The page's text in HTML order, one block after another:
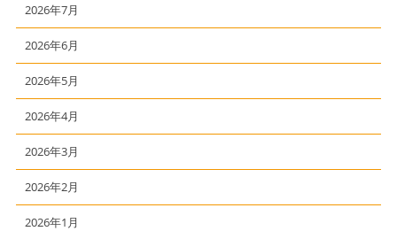
2026年7月
2026年6月
2026年5月
2026年4月
2026年3月
2026年2月
2026年1月